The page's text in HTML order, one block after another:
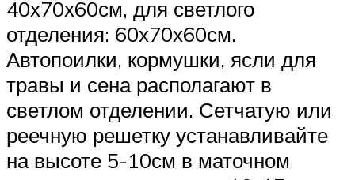
40х70х60см, для светлого
отделения: 60х70х60см.
Автопоилки, кормушки, ясли для
травы и сена располагают в
светлом отделении. Сетчатую или
реечную решетку устанавливайте
на высоте 5-10см в маточном